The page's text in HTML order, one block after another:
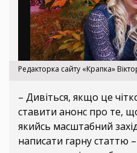
Редакторка сайту «Крапка»
– Дивіться, якщо це
ставити анонс про те,
якийсь масштабний
написати гарну статтю